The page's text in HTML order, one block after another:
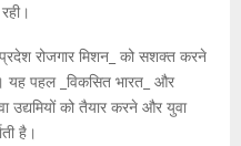
रोजगार मिशन_ को सशक्त करने
यह पहल _विकसित भारत_ और
उद्यमियों को तैयार करने और युवा
है।